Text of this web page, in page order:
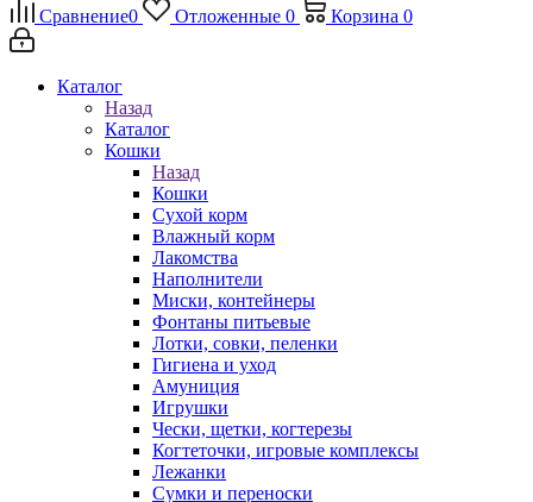
Сравнение0 Отложенные 0 Корзина 0
Каталог
Назад
Каталог
Кошки
Назад
Кошки
Сухой корм
Влажный корм
Лакомства
Наполнители
Миски, контейнеры
Фонтаны питьевые
Лотки, совки, пеленки
Гигиена и уход
Амуниция
Игрушки
Чески, щетки, когтерезы
Когтеточки, игровые комплексы
Лежанки
Сумки и переноски